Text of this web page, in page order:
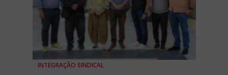
INTEGRAÇÃO SINDICAL